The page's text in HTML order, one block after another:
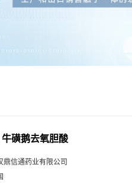
牛磺鹅去氧胆酸
鼎信通药业有限公司